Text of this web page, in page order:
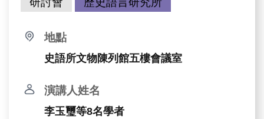
地點
史語所文物陳列館五樓會議室
演講人姓名
李玉璽等8名學者